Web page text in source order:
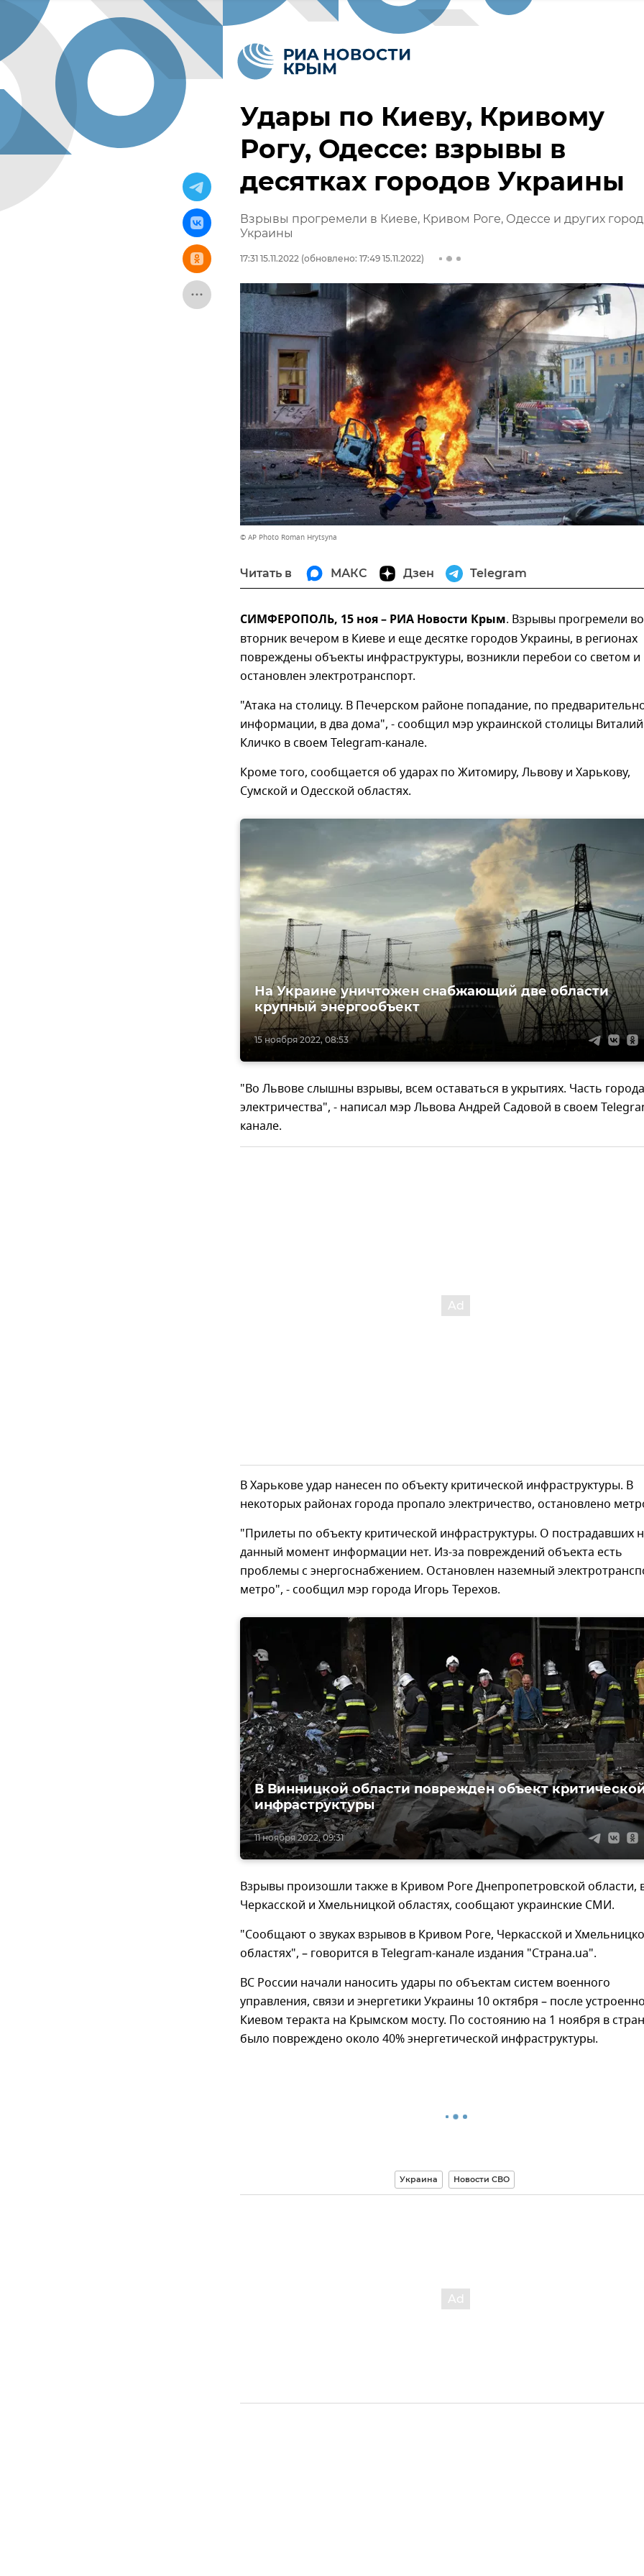
Удары по Киеву, Кривому
Рогу, Одессе: взрывы в
десятках городов Украины
Взрывы прогремели в Киеве, Кривом Роге, Одессе и других
Украины
17:31 15.11.2022 (обновлено: 17:49 15.11.2022)
© AP Photo Roman Hrytsyna
Читать в МАКС Дзен Telegram
СИМФЕРОПОЛЬ, 15 ноя – РИА Новости Крым. Взрывы прогремели во
вторник вечером в Киеве и еще десятке городов Украины, в регионах
повреждены объекты инфраструктуры, возникли перебои со светом и
остановлен электротранспорт.
"Атака на столицу. В Печерском районе попадание, по
информации, в два дома", - сообщил мэр украинской столицы Виталий
Кличко в своем Telegram-канале.
Кроме того, сообщается об ударах по Житомиру, Львову и Харькову,
Сумской и Одесской областях.
15 ноября 2022, 08:53
На Украине уничтожен снабжающий две области
крупный энергообъект
"Во Львове слышны взрывы, всем оставаться в укрытиях. Часть
электричества", - написал мэр Львова Андрей Садовой в своем
канале.
В Харькове удар нанесен по объекту критической инфраструктуры. В
некоторых районах города пропало электричество, остановлено
"Прилеты по объекту критической инфраструктуры. О пострадавших
данный момент информации нет. Из-за повреждений объекта есть
проблемы с энергоснабжением. Остановлен наземный
метро", - сообщил мэр города Игорь Терехов.
11 ноября 2022, 09:31
В Винницкой области поврежден объект
инфраструктуры
Взрывы произошли также в Кривом Роге Днепропетровской области,
Черкасской и Хмельницкой областях, сообщают украинские СМИ.
"Сообщают о звуках взрывов в Кривом Роге, Черкасской и
областях", – говорится в Telegram-канале издания "Страна.ua".
ВС России начали наносить удары по объектам систем военного
управления, связи и энергетики Украины 10 октября – после
Киевом теракта на Крымском мосту. По состоянию на 1 ноября в
было повреждено около 40% энергетической инфраструктуры.
Украина Новости СВО